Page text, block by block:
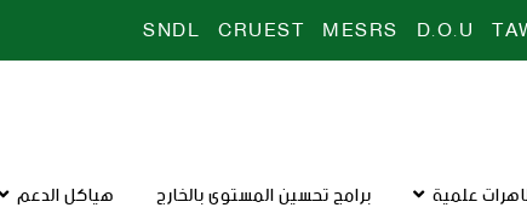
D.O.U
MESRS
CRUEST
SNDL
علمية برامج تحسين المستوى بالخارج هياكل الدعم